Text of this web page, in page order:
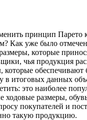
принцип Парето
Как уже было
которые
чья продукция
которые обеспечивают
в итоговых данных
это наиболее
ходовые размеры,
покупателей и
такую продукцию.